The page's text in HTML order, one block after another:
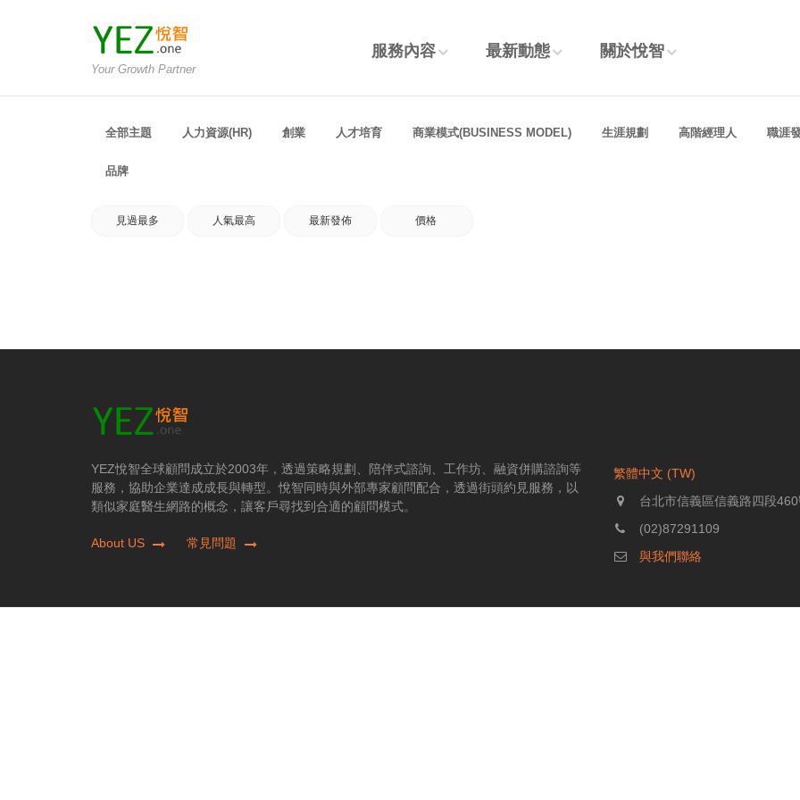
Your Growth Partner
服務內容 最新動態 關於悅智
全部主題 人力資源(HR) 創業 人才培育 商業模式(BUSINESS MODEL) 生涯規劃 高階經理人 職涯
品牌
見過最多 人氣最高 最新發佈 價格
YEZ悅智全球顧問成立於2003年，透過策略規劃、陪伴式諮詢、工作坊、融資併購諮詢等
服務，協助企業達成成長與轉型。悅智同時與外部專家顧問配合，透過街頭約見服務，以
類似家庭醫生網路的概念，讓客戶尋找到合適的顧問模式。
About US 常見問題
繁體中文 (TW)
台北市信義區信義路四段
(02)87291109
與我們聯絡